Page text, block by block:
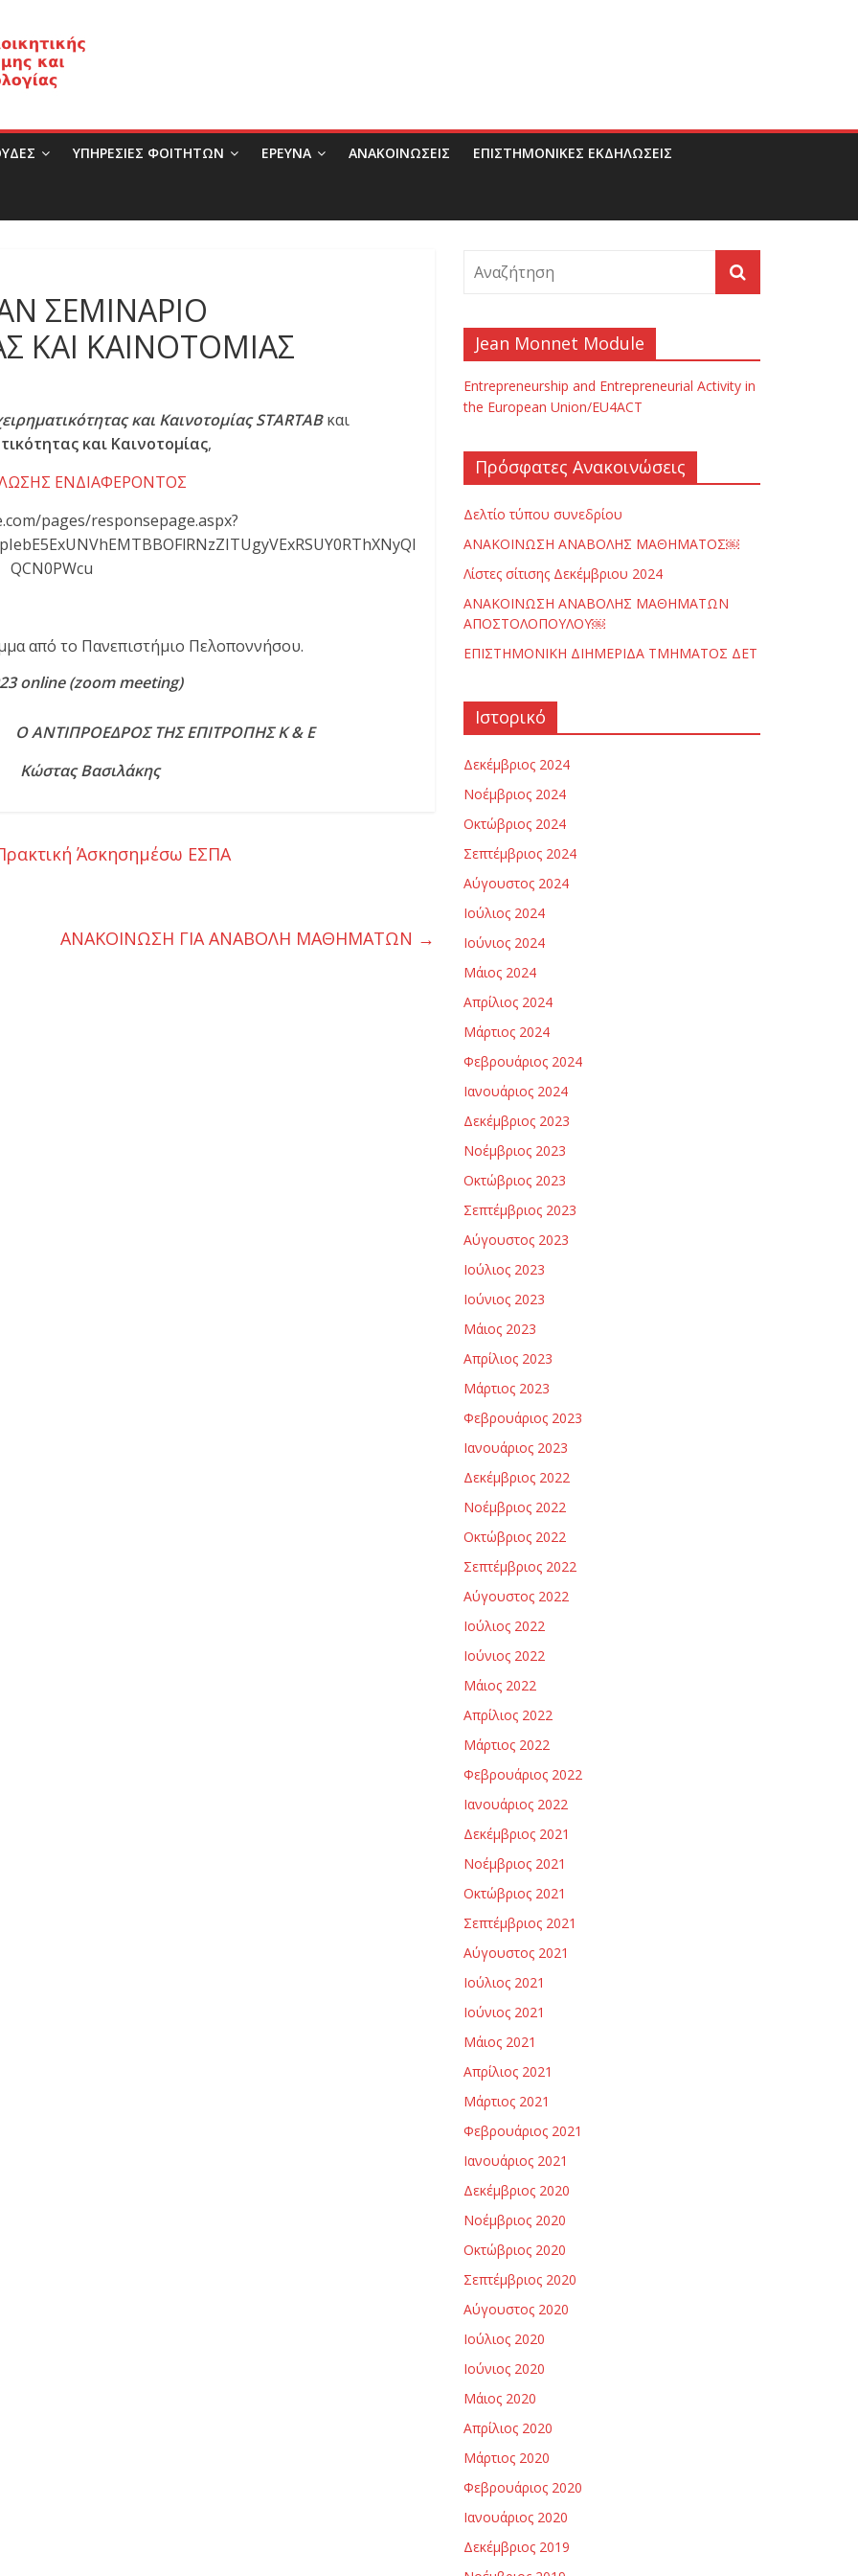
ΥΠΗΡΕΣΙΕΣ ΦΟΙΤΗΤΩΝ ΈΡΕΥΝΑ ΑΝΑΚΟΙΝΩΣΕΙΣ ΕΠΙΣΤΗΜΟΝΙΚΕΣ ΕΚΔΗΛΩΣΕΙΣ
ΣΕΜΙΝΑΡΙΟ
ΚΑΙ ΚΑΙΝΟΤΟΜΙΑΣ
και Καινοτομίας STARTABκαι
και Καινοτομίας,
ΕΝΔΙΑΦΕΡΟΝΤΟΣ
pages/responsepage.aspx?
QCN0PWcu
από το Πανεπιστήμιο Πελοποννήσου.
online (zoom meeting)
ΤΗΣ ΕΠΙΤΡΟΠΗΣ Κ & Ε
Βασιλάκης
Άσκησημέσω ΕΣΠΑ
ΑΝΑΚΟΙΝΩΣΗ ΓΙΑ ΑΝΑΒΟΛΗ ΜΑΘΗΜΑΤΩΝ →
Jean Monnet Module
Entrepreneurship and Entrepreneurial Activity in
the European Union/EU4ACT
Πρόσφατες Ανακοινώσεις
Δελτίο τύπου συνεδρίου
ΑΝΑΚΟΙΝΩΣΗ ΑΝΑΒΟΛΗΣ ΜΑΘΗΜΑΤΟΣ￼
Λίστες σίτισης Δεκέμβριου 2024
ΑΝΑΚΟΙΝΩΣΗ ΑΝΑΒΟΛΗΣ ΜΑΘΗΜΑΤΩΝ
ΑΠΟΣΤΟΛΟΠΟΥΛΟΥ￼
ΕΠΙΣΤΗΜΟΝΙΚΗ ΔΙΗΜΕΡΙΔΑ ΤΜΗΜΑΤΟΣ ΔΕΤ
Ιστορικό
Δεκέμβριος 2024
Νοέμβριος 2024
Οκτώβριος 2024
Σεπτέμβριος 2024
Αύγουστος 2024
Ιούλιος 2024
Ιούνιος 2024
Μάιος 2024
Απρίλιος 2024
Μάρτιος 2024
Φεβρουάριος 2024
Ιανουάριος 2024
Δεκέμβριος 2023
Νοέμβριος 2023
Οκτώβριος 2023
Σεπτέμβριος 2023
Αύγουστος 2023
Ιούλιος 2023
Ιούνιος 2023
Μάιος 2023
Απρίλιος 2023
Μάρτιος 2023
Φεβρουάριος 2023
Ιανουάριος 2023
Δεκέμβριος 2022
Νοέμβριος 2022
Οκτώβριος 2022
Σεπτέμβριος 2022
Αύγουστος 2022
Ιούλιος 2022
Ιούνιος 2022
Μάιος 2022
Απρίλιος 2022
Μάρτιος 2022
Φεβρουάριος 2022
Ιανουάριος 2022
Δεκέμβριος 2021
Νοέμβριος 2021
Οκτώβριος 2021
Σεπτέμβριος 2021
Αύγουστος 2021
Ιούλιος 2021
Ιούνιος 2021
Μάιος 2021
Απρίλιος 2021
Μάρτιος 2021
Φεβρουάριος 2021
Ιανουάριος 2021
Δεκέμβριος 2020
Νοέμβριος 2020
Οκτώβριος 2020
Σεπτέμβριος 2020
Αύγουστος 2020
Ιούλιος 2020
Ιούνιος 2020
Μάιος 2020
Απρίλιος 2020
Μάρτιος 2020
Φεβρουάριος 2020
Ιανουάριος 2020
Δεκέμβριος 2019